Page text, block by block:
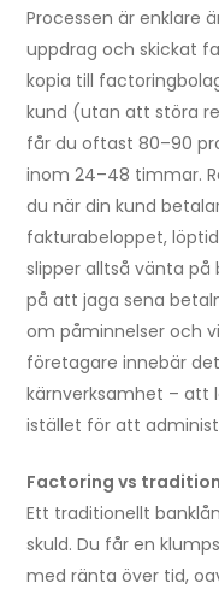
Processen är enklare
uppdrag och skickat
kopia till
kund (utan att störa
får du oftast 80–90
inom 24–48 timmar.
du när din kund
fakturabeloppet,
slipper alltså vänta på
på att jaga sena
om påminnelser och
företagare innebär
kärnverksamhet – att
istället för att
Factoring vs
Ett traditionellt
skuld. Du får en
med ränta över tid,